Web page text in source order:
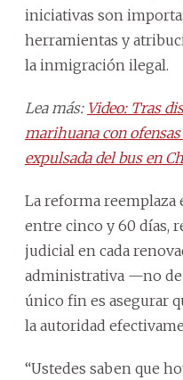
iniciativas son
herramientas y
la inmigración ilegal.
Lea más: Video: Tras
marihuana con
expulsada del bus en
La reforma reemplaza
entre cinco y 60 días,
judicial en cada
administrativa —no
único fin es asegurar
la autoridad
“Ustedes saben que